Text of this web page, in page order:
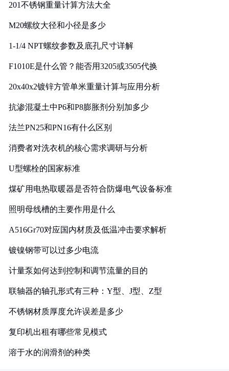
201不锈钢重量计算方法大全
M20螺纹大径和小径是多少
1-1/4 NPT螺纹参数及底孔尺寸详解
F1010E是什么管？能否用3205或3505代换
20x40x2镀锌方管单米重量计算与应用分析
抗渗混凝土中P6和P8膨胀剂分别加多少
法兰PN25和PN16有什么区别
消费者对洗衣机的核心需求调研与分析
U型螺栓的国家标准
煤矿用电热取暖器是否符合防爆电气设备标准
照明母线槽的主要作用是什么
A516Gr70对应国内材质及低温冲击要求解析
镀镍钢带可以过多少电流
计量泵如何达到控制和调节流量的目的
联轴器的轴孔形式有三种：Y型、J型、Z型
不锈钢材质厚度允许误差是多少
复印机出租有哪些常见模式
溶于水的润滑剂的种类